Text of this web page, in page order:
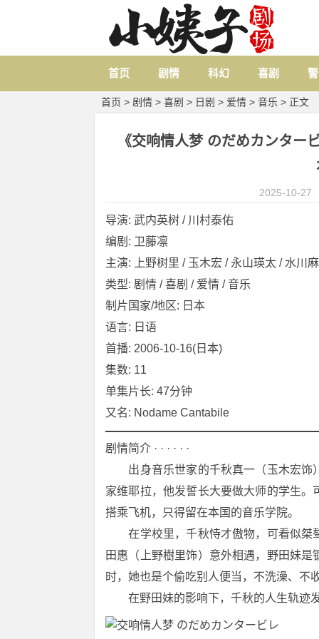
首页 剧情 科幻 喜剧
首页 > 剧情 > 喜剧 > 日剧 > 爱情 > 音乐 > 正文
《交响情人梦 のだめカンタ
2025-10-27
导演: 武内英树 / 川村泰佑
编剧: 卫藤凛
主演: 上野树里 / 玉木宏 / 永山瑛太 / 水川
类型: 剧情 / 喜剧 / 爱情 / 音乐
制片国家/地区: 日本
语言: 日语
首播: 2006-10-16(日本)
集数: 11
单集片长: 47分钟
又名: Nodame Cantabile
剧情简介 · · · · · ·
出身音乐世家的千秋真一（玉木宏饰
家维耶拉，他发誓长大要做大师的学生
搭乘飞机，只得留在本国的音乐学院。
在学校里，千秋恃才傲物，可看似桀
田惠（上野樹里饰）意外相遇，野田妹
时，她也是个偷吃别人便当，不洗澡、不
在野田妹的影响下，千秋的人生轨迹发